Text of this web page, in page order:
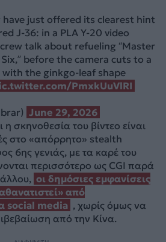
have just offered its clearest hint
J-36: in a PLA Y-20 video
talk about refueling “Master
before the camera cuts to a
the ginkgo-leaf shape
PmxkUuVlRI
June 29, 2026
σκηνοθεσία του βίντεο είναι
στο «απόρρητο» stealth
6ης γενιάς, με τα καρέ του
περισσότερο ως CGI παρά
οι δημόσιες εμφανίσεις
από
social media , χωρίς όμως να
από την Κίνα.